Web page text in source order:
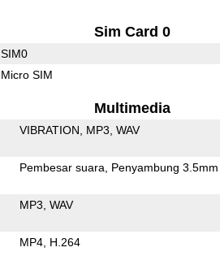
Sim Card 0
SIM0
Micro SIM
Multimedia
VIBRATION MP3 WAV
Pembesar suara Penyambung 3.5mm
MP3 WAV
MP4 H.264